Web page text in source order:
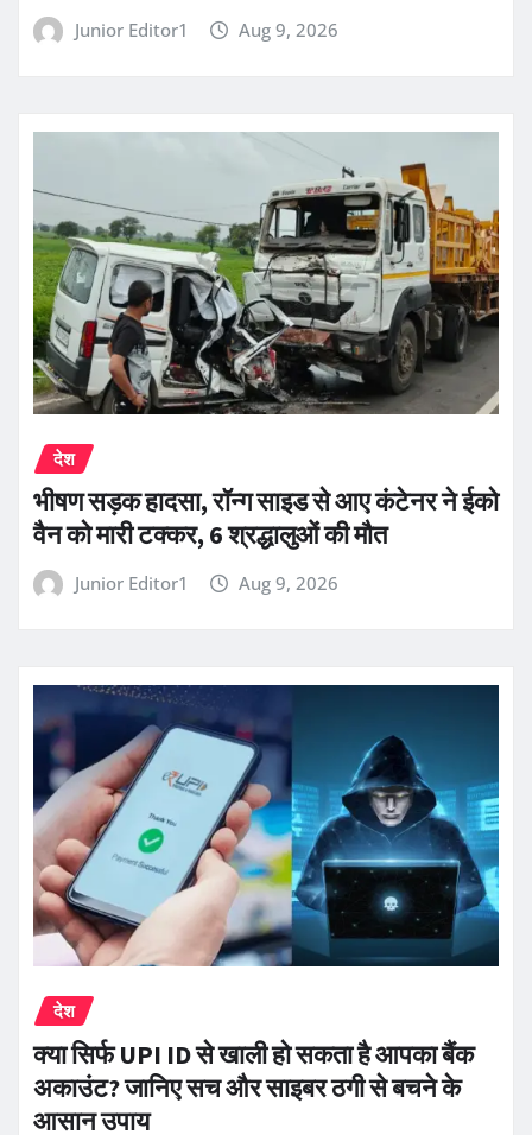
Junior Editor1 Aug 9, 2026
देश
भीषण सड़क हादसा, रॉन्ग साइड से आए कंटेनर ने ईको
वैन को मारी टक्कर, 6 श्रद्धालुओं की मौत
Junior Editor1 Aug 9, 2026
देश
क्या सिर्फ UPI ID से खाली हो सकता है आपका बैंक
अकाउंट? जानिए सच और साइबर ठगी से बचने के
आसान उपाय